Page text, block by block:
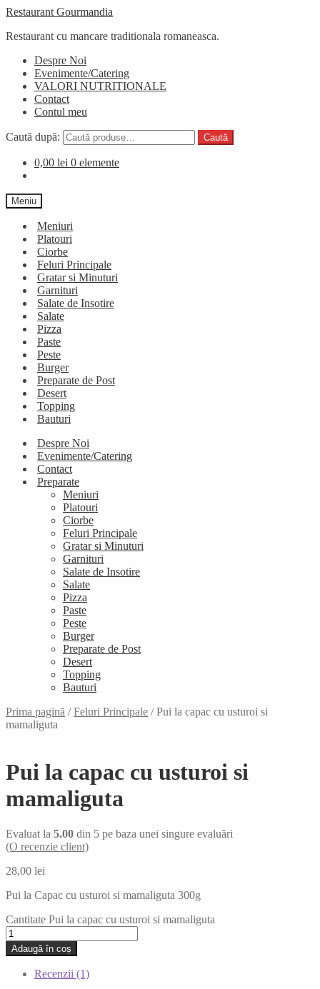
Restaurant Gourmandia
Restaurant cu mancare traditionala romaneasca.
Despre Noi
Evenimente/Catering
VALORI NUTRITIONALE
Contact
Contul meu
Caută după: Caută
0,00 lei 0 elemente
Meniu
Meniuri
Platouri
Ciorbe
Feluri Principale
Gratar si Minuturi
Garnituri
Salate de Insotire
Salate
Pizza
Paste
Peste
Burger
Preparate de Post
Desert
Topping
Bauturi
Despre Noi
Evenimente/Catering
Contact
Preparate
Meniuri
Platouri
Ciorbe
Feluri Principale
Gratar si Minuturi
Garnituri
Salate de Insotire
Salate
Pizza
Paste
Peste
Burger
Preparate de Post
Desert
Topping
Bauturi
Prima pagină /Feluri Principale /Pui la capac cu usturoi si
mamaliguta
Pui la capac cu usturoi si
mamaliguta
Evaluat la 5.00 din 5 pe baza unei singure evaluări
(O recenzie client)
28,00 lei
Pui la Capac cu usturoi si mamaliguta 300g
Cantitate Pui la capac cu usturoi si mamaliguta
Adaugă în coș
Recenzii (1)